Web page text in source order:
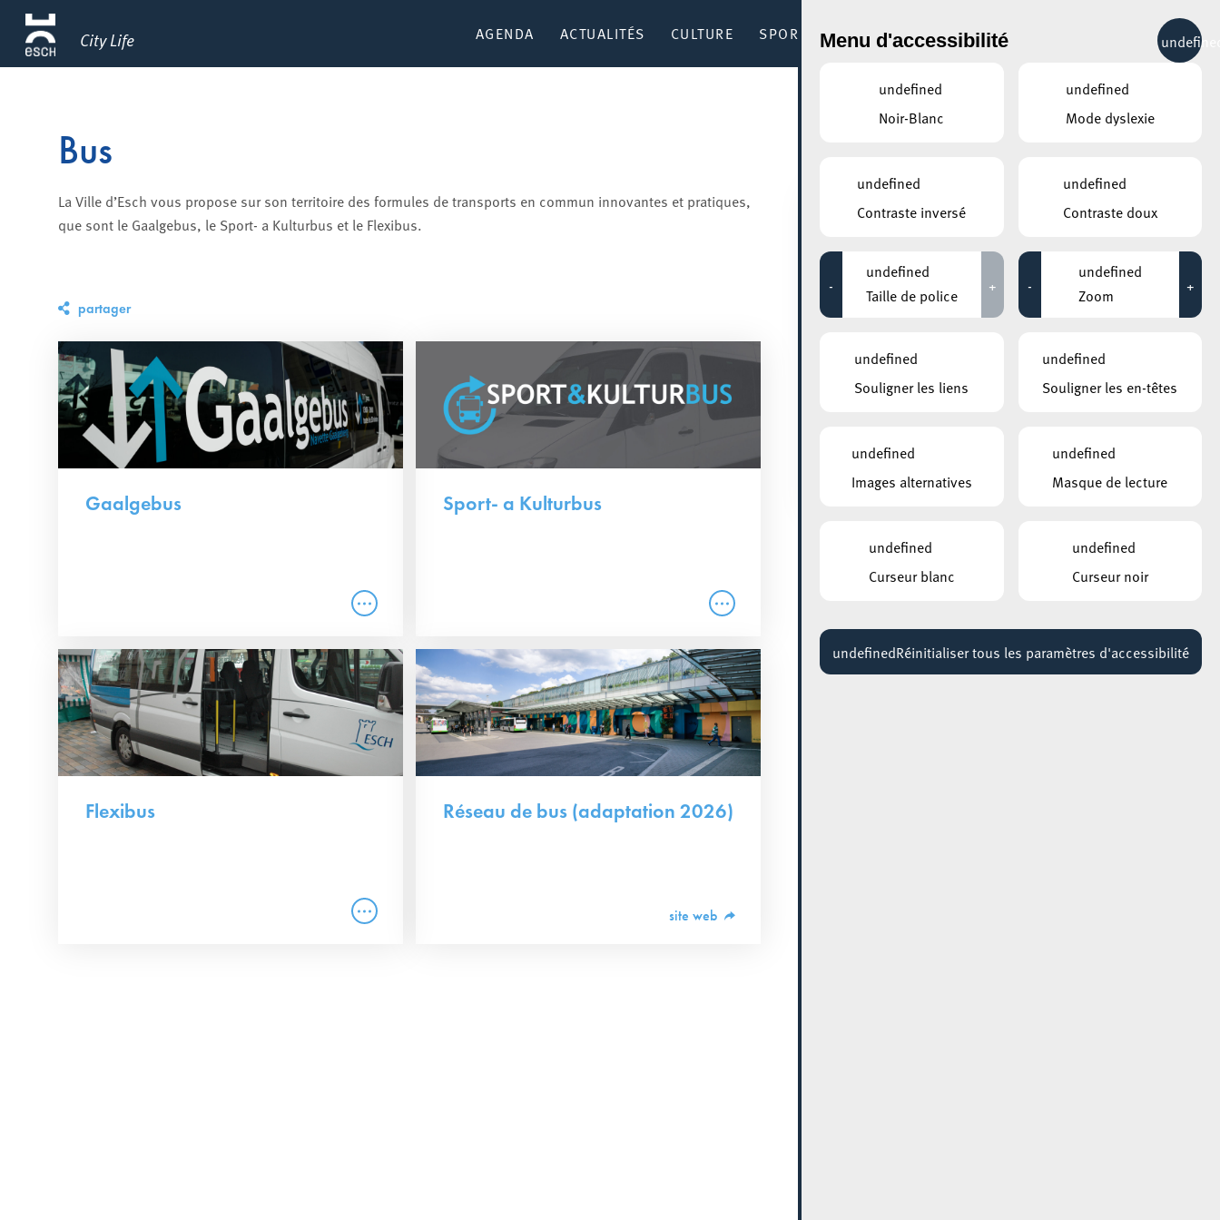
City Life AGENDA ACTUALITÉS CULTURE SPORT & RÉCRÉATION MOBILITÉ
Bus
La Ville d’Esch vous propose sur son territoire des formules de transports en commun innovantes et pratiques,
que sont le Gaalgebus, le Sport- a Kulturbus et le Flexibus.
partager
Gaalgebus Sport- a Kulturbus
Flexibus Réseau de bus (adaptation 2026)
site web
2, rue de l'Ecole
L-4103Esch-sur-Alzette
LIENS
Mobilitéit
19°C
Menu d'accessibilité
undefined
Noir-Blanc
undefined
Mode dyslexie
undefined
Contraste inversé
undefined
Contraste doux
-
undefined
Taille de police
+ -
undefined
Zoom
+
undefined
Souligner les liens
undefined
Souligner les en-têtes
undefined
Images alternatives
undefined
Masque de lecture
undefined
Curseur blanc
undefined
Curseur noir
undefinedRéinitialiser tous les paramètres d'accessibilité